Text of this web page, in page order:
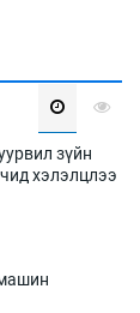
зүйн
хэлэлцлээ